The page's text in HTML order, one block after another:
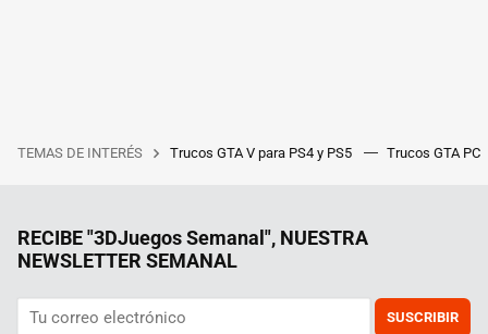
TEMAS DE INTERÉS Trucos GTA V para PS4 y PS5 Trucos GTA PC
RECIBE "3DJuegos Semanal", NUESTRA
NEWSLETTER SEMANAL
SUSCRIBIR